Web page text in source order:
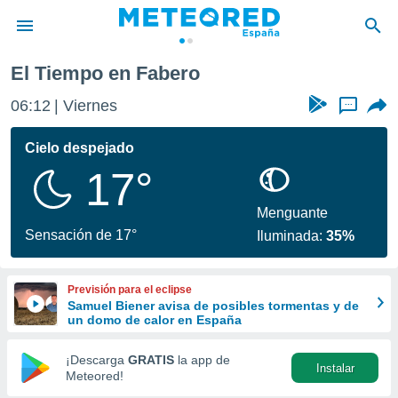
de
por
se
calidad.
a este
las
y
forma
digital
basada
El Tiempo en Fabero
06:12 Viernes ...
Cielo despejado
17°
Sensación de 17°
Menguante
Iluminada:35%
Previsión para el eclipse
Samuel Biener avisa de posibles tormentas y de
un domo de calor en España
¡Descarga GRATIS la app de
Meteored!
Instalar